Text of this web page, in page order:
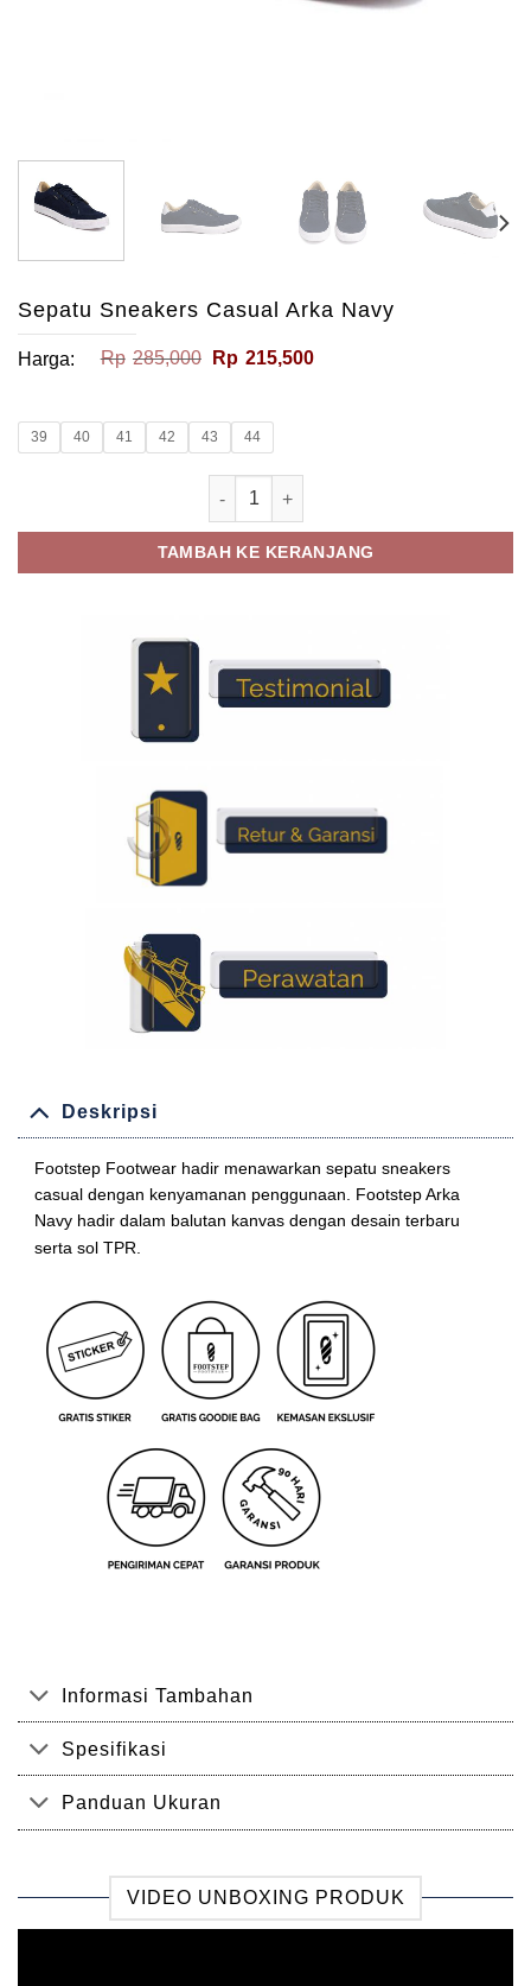
Sepatu Sneakers Casual Arka Navy
Harga: Rp 285,000
Harga
Rp 215,500Harga
39 40 41 42 43 44
Kuantitas Sepatu Sneakers Casual
TAMBAH KE KERANJANG
Deskripsi
Footstep Footwear hadir menawarkan sepatu sneakers
casual dengan kenyamanan penggunaan. Footstep Arka
Navy hadir dalam balutan kanvas dengan desain terbaru
serta sol TPR.
Informasi Tambahan
Spesifikasi
Panduan Ukuran
VIDEO UNBOXING PRODUK